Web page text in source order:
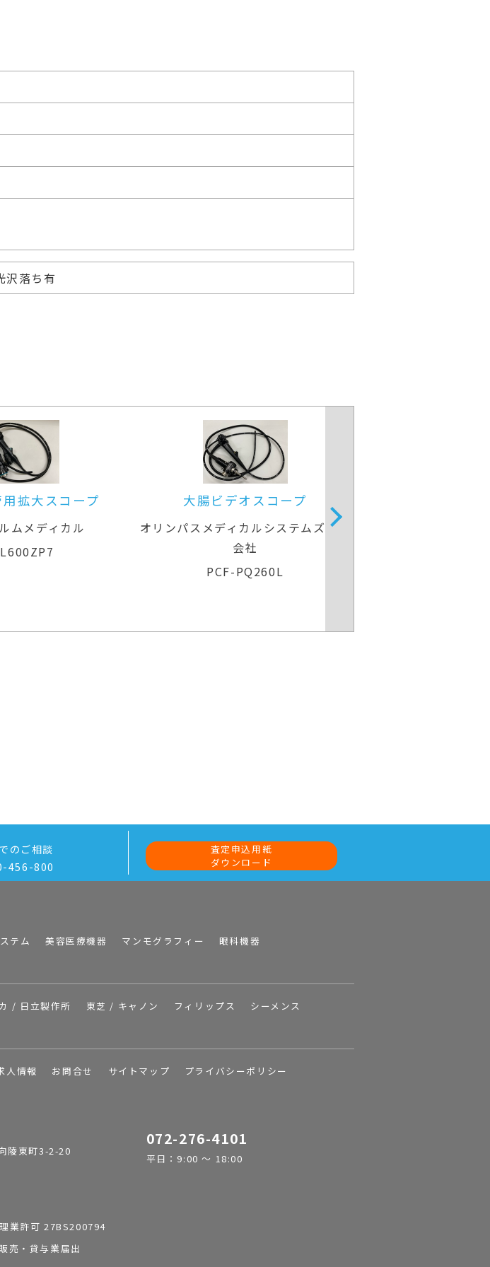
沢落ち有
腸ビデオスコープ
メディカルシステムズ株式
会社
大腸ビデオスコープ
オリンパスメディカルシステムズ株式
CF-H260AI
のご相談
456-800
査定申込用紙
ダウンロード
テム 美容医療機器 マンモグラフィー
眼科機器
/ 日立製作所 東芝 / キャノン フィリップス
シーメンス
人情報 お問合せ サイトマップ プライバシーポリシー
陵東町3-2-20
072-276-4101
平日：9:00 ～ 18:00
業許可 27BS200794
・貸与業届出